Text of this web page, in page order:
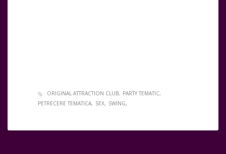
ORIGINAL ATTRACTION CLUB
PARTY TEMATIC
PETRECERE TEMATICA
SEX SWING